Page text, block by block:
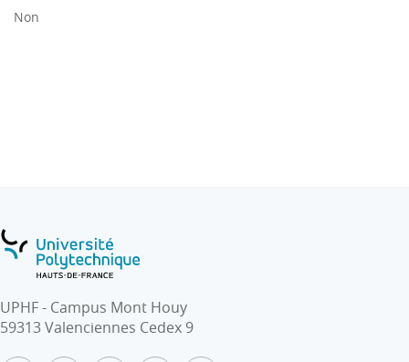
Non
UPHF - Campus Mont Houy
59313 Valenciennes Cedex 9